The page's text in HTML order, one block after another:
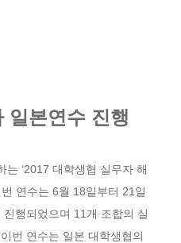
일본연수 진행
‘2017 대학생협 실무자 해
연수는 6월 18일부터 21일
행되었으며 11개 조합의 실
번 연수는 일본 대학생협의